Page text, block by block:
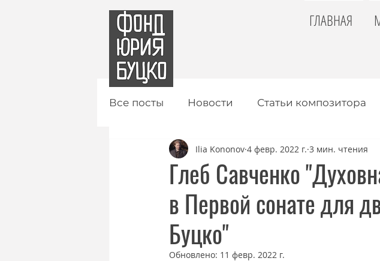
ГЛАВНАЯ
Все посты Новости Статьи композитора
Глеб Савченко
в Первой сонате для
Буцко"
Ilia Kononov 4 февр. 2022 г. 3 мин. чтения
Обновлено: 11 февр. 2022 г.